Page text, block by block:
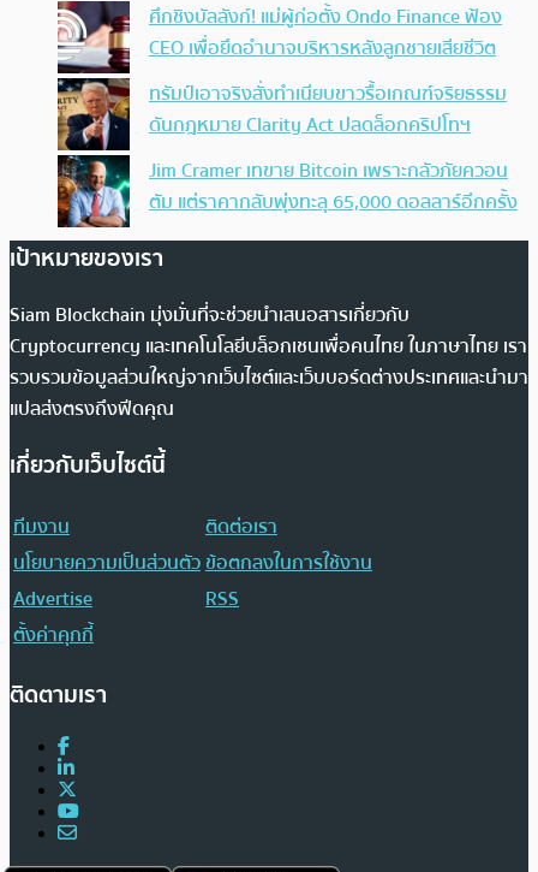
ศึกชิงบัลลังก์! แม่ผู้ก่อตั้ง Ondo Finance ฟ้อง
CEO เพื่อยึดอำนาจบริหารหลังลูกชายเสียชีวิต
ทรัมป์เอาจริง สั่งทำเนียบขาวรื้อเกณฑ์จริยธรรม
ดันกฎหมาย Clarity Act ปลดล็อกคริปโทฯ
Jim Cramer เทขาย Bitcoin เพราะกลัวภัยควอน
ตัม แต่ราคากลับพุ่งทะลุ 65,000 ดอลลาร์อีกครั้ง
เป้าหมายของเรา
Siam Blockchain มุ่งมั่นที่จะช่วยนำเสนอสารเกี่ยวกับ
Cryptocurrency และเทคโนโลยีบล็อกเชนเพื่อคนไทย ในภาษาไทย เรา
รวบรวมข้อมูลส่วนใหญ่จากเว็บไซต์และเว็บบอร์ดต่างประเทศและนำมา
แปลส่งตรงถึงฟีดคุณ
เกี่ยวกับเว็บไซต์นี้
ทีมงาน
ติดต่อเรา
นโยบายความเป็นส่วนตัวข้อตกลงในการใช้งาน
Advertise
RSS
ตั้งค่าคุกกี้
ติดตามเรา